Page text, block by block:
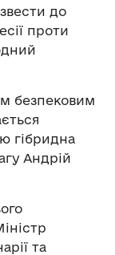
до
проти
безпековим
гібридна
Андрій
та